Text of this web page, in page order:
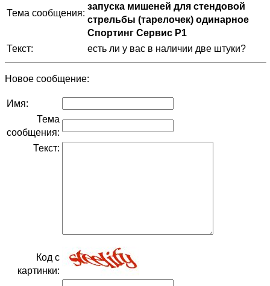
Тема сообщения:
запуска мишеней для стендовой
стрельбы (тарелочек) одинарное
Спортинг Сервис Р1
Текст:
есть ли у вас в наличии две штуки?
Новое сообщение:
Имя:
Тема
сообщения:
Текст:
Код с
картинки: